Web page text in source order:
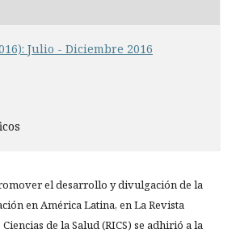
Julio - Diciembre 2016
el desarrollo y divulgación de la
en América Latina, en La Revista
de la Salud (RICS) se adhirió a la